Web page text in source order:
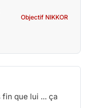
Objectif NIKKOR
fin que lui ... ça